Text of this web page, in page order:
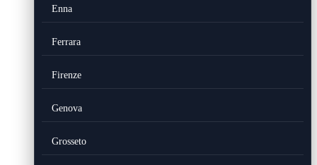
Enna
Ferrara
Firenze
Genova
Grosseto